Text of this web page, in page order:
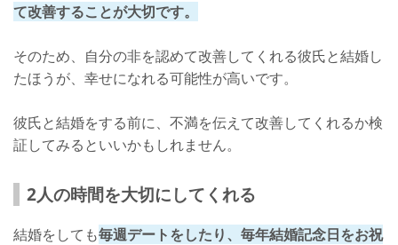
て改善することが大切です。
そのため、自分の非を認めて改善してくれる彼氏と結婚し
たほうが、幸せになれる可能性が高いです。
彼氏と結婚をする前に、不満を伝えて改善してくれるか検
証してみるといいかもしれません。
2人の時間を大切にしてくれる
結婚をしても毎週デートをしたり、毎年結婚記念日をお祝